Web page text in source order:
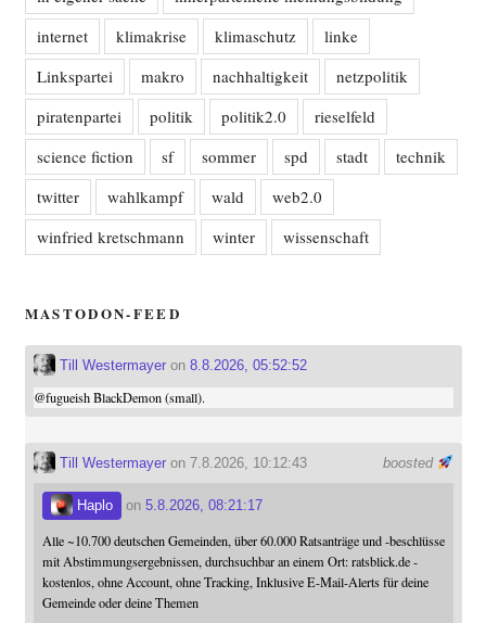
internet
klimakrise klimaschutz
linke
Linkspartei
makro nachhaltigkeit
netzpolitik
piratenpartei
politik politik2.0
rieselfeld
science fiction
sf sommer spd stadt
technik
twitter
wahlkampf wald
web2.0
winfried kretschmann
winter wissenschaft
MASTODON-FEED
Till Westermayeron 8.8.2026, 05:52:52
@fugueishBlackDemon (small).
boosted
Till Westermayeron 7.8.2026, 10:12:43
Haplo on 5.8.2026, 08:21:17
Alle ~10.700 deutschen Gemeinden, über 60.000 Ratsanträge und -beschlüsse
mit Abstimmungsergebnissen, durchsuchbar an einem Ort: ratsblick.de -
kostenlos, ohne Account, ohne Tracking, Inklusive E-Mail-Alerts für deine
Gemeinde oder deine Themen